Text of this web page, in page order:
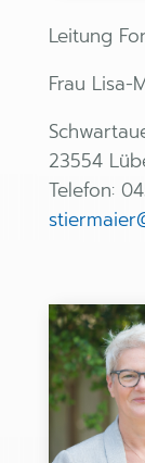
Leitung
Frau Lisa-
23554
Telefon: